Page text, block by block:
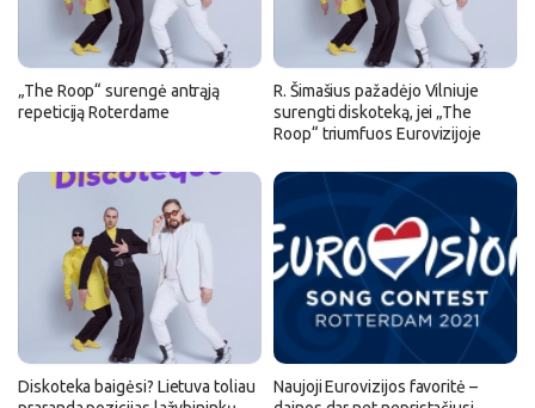
„The Roop“ surengė antrąją
repeticiją Roterdame
R. Šimašius pažadėjo Vilniuje
surengti diskoteką, jei „The
Roop“ triumfuos Eurovizijoje
Diskoteka baigėsi? Lietuva toliau
Naujoji Eurovizijos favoritė –